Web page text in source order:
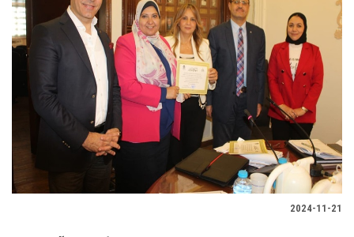
تواصل معنا
الطلاب
هيئة التدريس
الدراسات العليا
الخريجين
2024-11-21